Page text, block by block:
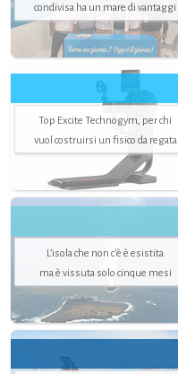
condivisa ha un mare di vantaggi
Top Excite Technogym, per chi
vuol costruirsi un fisico da regata
L’isola che non c'è è esistita
ma è vissuta solo cinque mesi